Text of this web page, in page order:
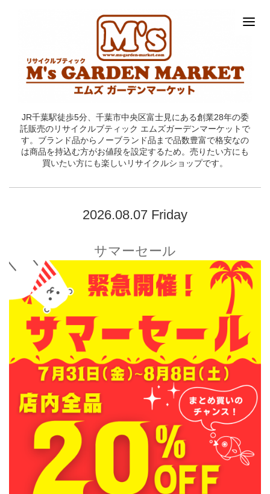
JR千葉駅徒歩5分、千葉市中央区富士見にある創業28年の委
託販売のリサイクルブティック エムズガーデンマーケットで
す。ブランド品からノーブランド品まで品数豊富で格安なの
は商品を持込む方がお値段を設定するため。売りたい方にも
買いたい方にも楽しいリサイクルショップです。
2026.08.07 Friday
サマーセール